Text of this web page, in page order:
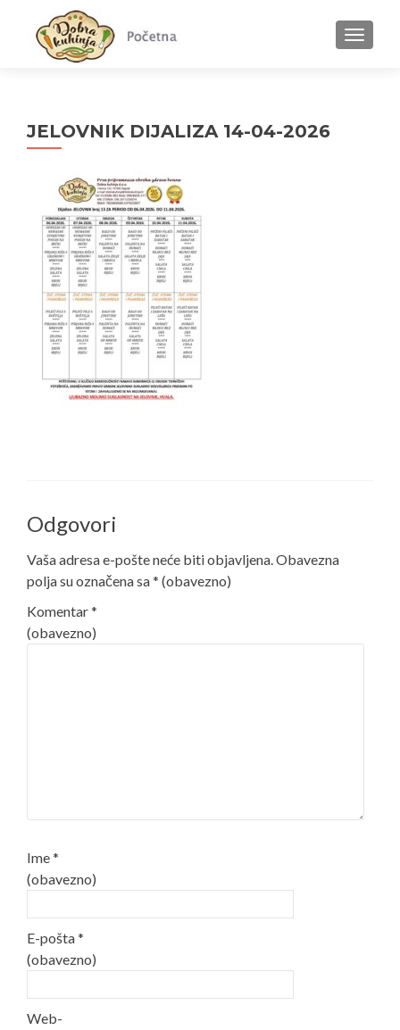
MENU
JELOVNIK DIJALIZA 14-04-2026
Odgovori
Vaša adresa e-pošte neće biti objavljena.Obavezna
polja su označena sa* (obavezno)
Komentar*
(obavezno)
Ime*
(obavezno)
E-pošta*
(obavezno)
Web-